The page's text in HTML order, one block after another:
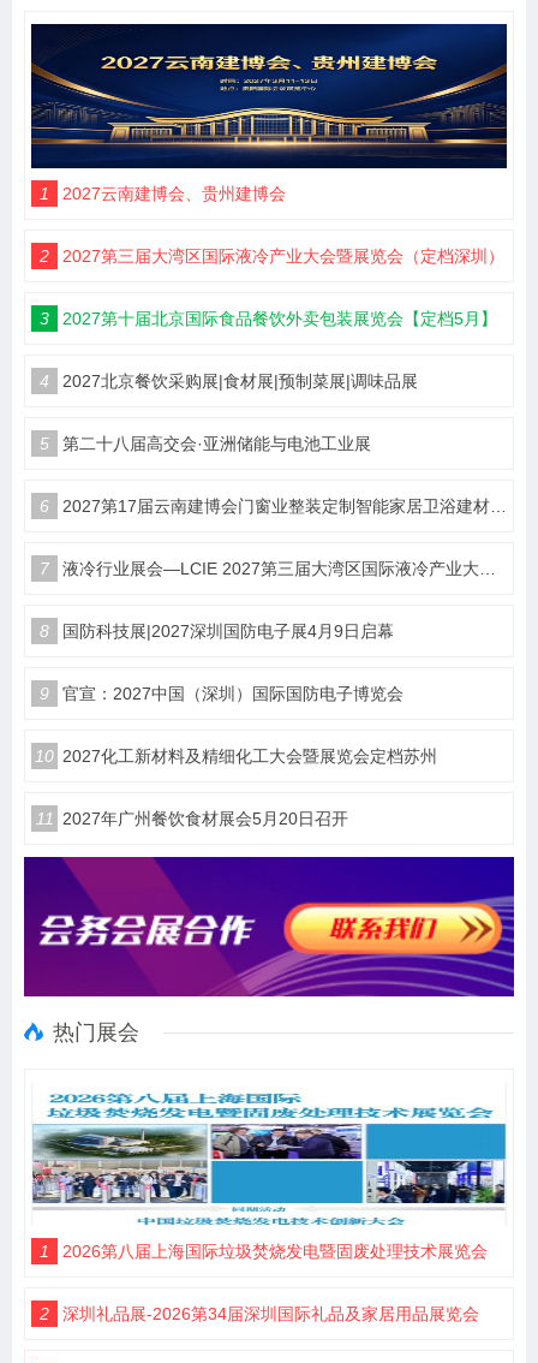
1 2027云南建博会、贵州建博会
2 2027第三届大湾区国际液冷产业大会暨展览会（定档深圳）
3 2027第十届北京国际食品餐饮外卖包装展览会【定档5月】
4 2027北京餐饮采购展|食材展|预制菜展|调味品展
5 第二十八届高交会·亚洲储能与电池工业展
6 2027第17届云南建博会门窗业整装定制智能家居卫浴建材展会
7 液冷行业展会—LCIE 2027第三届大湾区国际液冷产业大会暨展览会（深圳）
8 国防科技展|2027深圳国防电子展4月9日启幕
9 官宣：2027中国（深圳）国际国防电子博览会
10 2027化工新材料及精细化工大会暨展览会定档苏州
11 2027年广州餐饮食材展会5月20日召开
热门展会
1 2026第八届上海国际垃圾焚烧发电暨固废处理技术展览会
2 深圳礼品展-2026第34届深圳国际礼品及家居用品展览会